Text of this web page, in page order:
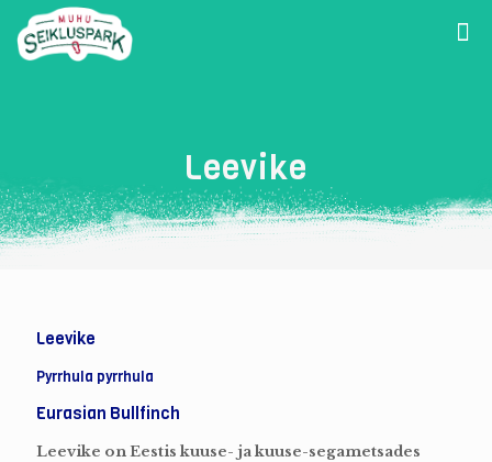
Leevike
Leevike
Pyrrhula pyrrhula
Eurasian Bullfinch
Leevike on Eestis kuuse- ja kuuse-segametsades